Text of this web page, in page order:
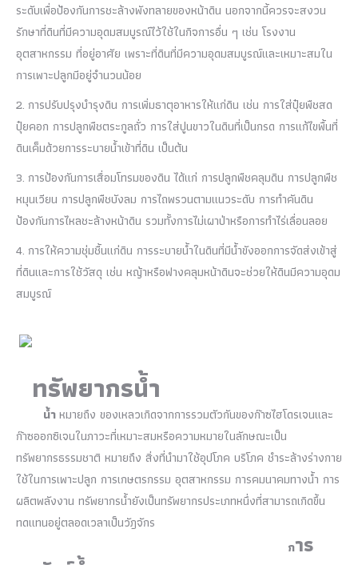
ระดับเพื่อป้องกันการชะล้างพังทลายของหน้าดิน นอกจากนี้ควรจะสงวน
รักษาที่ดินที่มีความอุดมสมบูรณ์ไว้ใช้ในกิจการอื่น ๆ เช่น โรงงาน
อุตสาหกรรม ที่อยู่อาศัย เพราะที่ดินที่มีความอุดมสมบูรณ์และเหมาะสมใน
การเพาะปลูกมีอยู่จำนวนน้อย
2. การปรับปรุงบำรุงดิน การเพิ่มธาตุอาหารให้แก่ดิน เช่น การใส่ปุ๋ยพืชสด
ปุ๋ยคอก การปลูกพืชตระกูลถั่ว การใส่ปูนขาวในดินที่เป็นกรด การแก้ไขพื้นที่
ดินเค็มด้วยการระบายน้ำเข้าที่ดิน เป็นต้น
3. การป้องกันการเสื่อมโทรมของดิน ได้แก่ การปลูกพืชคลุมดิน การปลูกพืช
หมุนเวียน การปลูกพืชบังลม การไถพรวนตามแนวระดับ การทำคันดิน
ป้องกันการไหลชะล้างหน้าดิน รวมทั้งการไม่เผาป่าหรือการทำไร่เลื่อนลอย
4. การให้ความชุ่มชื้นแก่ดิน การระบายน้ำในดินที่มีน้ำขังออกการจัดส่งเข้าสู่
ที่ดินและการใช้วัสดุ เช่น หญ้าหรือฟางคลุมหน้าดินจะช่วยให้ดินมีความอุดม
สมบูรณ์
ทรัพยากรน้ำ
น้ำหมายถึง ของเหลวเกิดจากการรวมตัวกันของก๊าซไฮโดรเจนและ
ก๊าซออกซิเจนในภาวะที่เหมาะสมหรือความหมายในลักษณะเป็น
ทรัพยากรธรรมชาติ หมายถึง สิ่งที่นำมาใช้อุปโภค บริโภค ชำระล้างร่างกาย
ใช้ในการเพาะปลูก การเกษตรกรรม อุตสาหกรรม การคมนาคมทางน้ำ การ
ผลิตพลังงาน ทรัพยากรน้ำยังเป็นทรัพยากรประเภทหนึ่งที่สามารถเกิดขึ้น
ทดแทนอยู่ตลอดเวลาเป็นวัฎจักร
การ